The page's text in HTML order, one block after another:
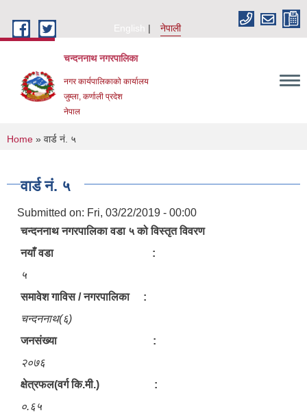
English
नेपाली
चन्दननाथ नगरपालिका
नगर कार्यपालिकाको कार्यालय
जुम्ला, कर्णाली प्रदेश
नेपाल
You are here
Home » वार्ड नं. ५
वार्ड नं. ५
Submitted on: Fri, 03/22/2019 - 00:00
चन्दननाथ नगरपालिका वडा ५ को विस्तृत विवरण
नयाँ वडा :
५
समावेश गाविस / नगरपालिका :
चन्दननाथ(६)​
जनसंख्या :
२०७६
क्षेत्रफल(वर्ग कि.मी.) :
०.६५